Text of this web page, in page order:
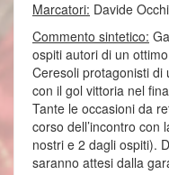
Marcatori: Davide Occhi
Commento sintetico:
ospiti autori di un
Ceresoli protagonisti di
con il gol vittoria nel
Tante le occasioni da
corso dell’incontro con
nostri e 2 dagli ospiti).
saranno attesi dalla